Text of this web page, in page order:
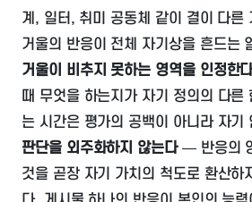
계, 일터, 취미 공동체 같이 결이 다른
거울의 반응이 전체 자기상을 흔드는
거울이 비추지 못하는 영역을 인정한
때 무엇을 하는지가 자기 정의의 다른
는 시간은 평가의 공백이 아니라 자기
판단을 외주화하지 않는다— 반응의
것을 곧장 자기 가치의 척도로 환산하